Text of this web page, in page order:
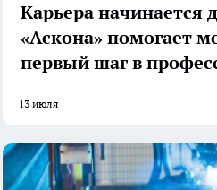
Карьера начинается
«Аскона» помогает
первый шаг в
13 июля